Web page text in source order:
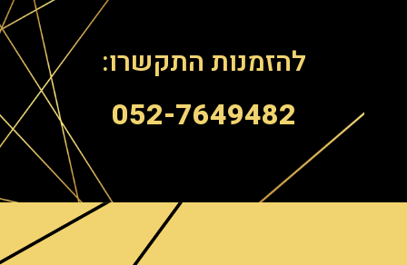
להזמנות התקשרו:
052-7649482